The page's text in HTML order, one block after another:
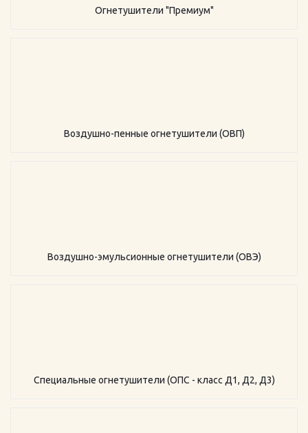
Огнетушители "Премиум"
Воздушно-пенные огнетушители (ОВП)
Воздушно-эмульсионные огнетушители (ОВЭ)
Специальные огнетушители (ОПС - класс Д1, Д2, Д3)